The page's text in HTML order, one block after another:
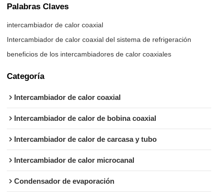
Palabras Claves
intercambiador de calor coaxial
Intercambiador de calor coaxial del sistema de refrigeración
beneficios de los intercambiadores de calor coaxiales
Categoría
Intercambiador de calor coaxial
Intercambiador de calor de bobina coaxial
Intercambiador de calor de carcasa y tubo
Intercambiador de calor microcanal
Condensador de evaporación